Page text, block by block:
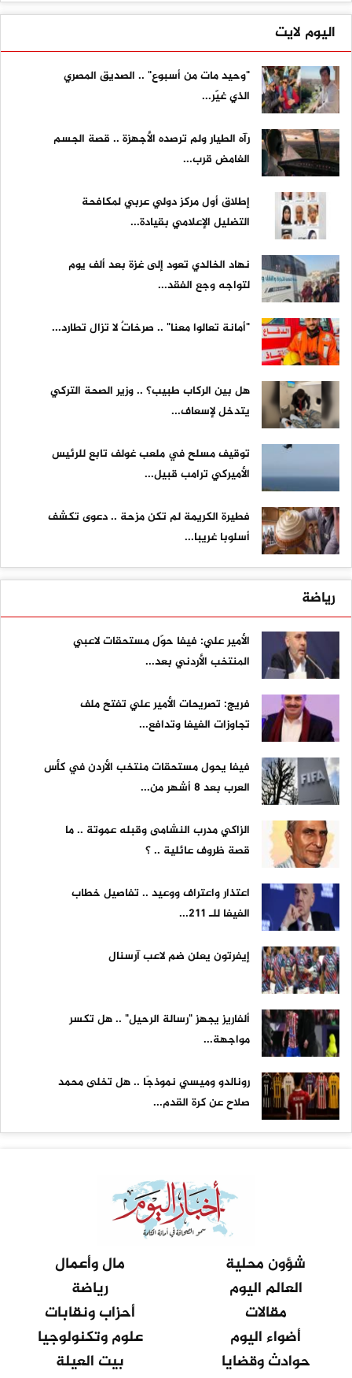
اليوم لايت
"وحيد مات من أسبوع" .. الصديق المصري
الذي غيّر...
رآه الطيار ولم ترصده الأجهزة .. قصة الجسم
الغامض قرب...
إطلاق أول مركز دولي عربي لمكافحة
التضليل الإعلامي بقيادة...
نهاد الخالدي تعود إلى غزة بعد ألف يوم
لتواجه وجع الفقد...
"أمانة تعالوا معنا" .. صرخاتٌ لا تزال تطارد...
هل بين الركاب طبيب؟ .. وزير الصحة التركي
يتدخل لإسعاف...
توقيف مسلح في ملعب غولف تابع للرئيس
الأميركي ترامب قبيل...
فطيرة الكريمة لم تكن مزحة .. دعوى تكشف
أسلوبا غريبا...
رياضة
الأمير علي: فيفا حوّل مستحقات لاعبي
المنتخب الأردني بعد...
فريج: تصريحات الأمير علي تفتح ملف
تجاوزات الفيفا وتدافع...
فيفا يحول مستحقات منتخب الأردن في كأس
العرب بعد 8 أشهر من...
الزاكي مدرب النشامى وقبله عموتة .. ما
قصة ظروف عائلية .. ؟
اعتذار واعتراف ووعيد .. تفاصيل خطاب
الفيفا للـ 211...
إيفرتون يعلن ضم لاعب آرسنال
ألفاريز يجهز "رسالة الرحيل" .. هل تكسر
مواجهة...
رونالدو وميسي نموذجًا .. هل تخلى محمد
صلاح عن كرة القدم...
شؤون محلية
مال وأعمال
العالم اليوم
رياضة
مقالات
أحزاب ونقابات
أضواء اليوم
علوم وتكنولوجيا
حوادث وقضايا
بيت العيلة